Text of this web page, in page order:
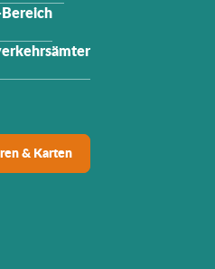
& Karten